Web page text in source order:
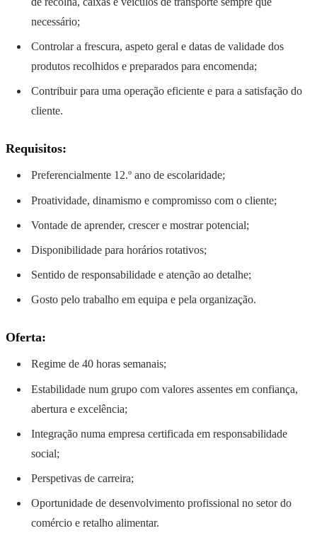
necessário;
Controlar a frescura, aspeto geral e datas de validade dos
produtos recolhidos e preparados para encomenda;
Contribuir para uma operação eficiente e para a satisfação do
cliente.
Requisitos:
Preferencialmente 12.º ano de escolaridade;
Proatividade, dinamismo e compromisso com o cliente;
Vontade de aprender, crescer e mostrar potencial;
Disponibilidade para horários rotativos;
Sentido de responsabilidade e atenção ao detalhe;
Gosto pelo trabalho em equipa e pela organização.
Oferta:
Regime de 40 horas semanais;
Estabilidade num grupo com valores assentes em confiança,
abertura e excelência;
Integração numa empresa certificada em responsabilidade
social;
Perspetivas de carreira;
Oportunidade de desenvolvimento profissional no setor do
comércio e retalho alimentar.